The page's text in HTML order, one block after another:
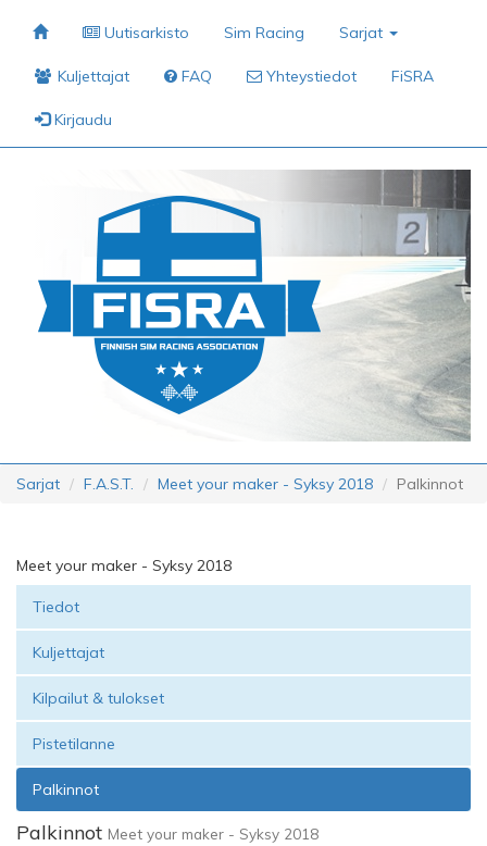
Uutisarkisto Sim Racing Sarjat
Kuljettajat FAQ Yhteystiedot FiSRA
Kirjaudu
Sarjat F.A.S.T. Meet your maker - Syksy 2018 Palkinnot
Meet your maker - Syksy 2018
Tiedot
Kuljettajat
Kilpailut & tulokset
Pistetilanne
Palkinnot
Palkinnot Meet your maker - Syksy 2018